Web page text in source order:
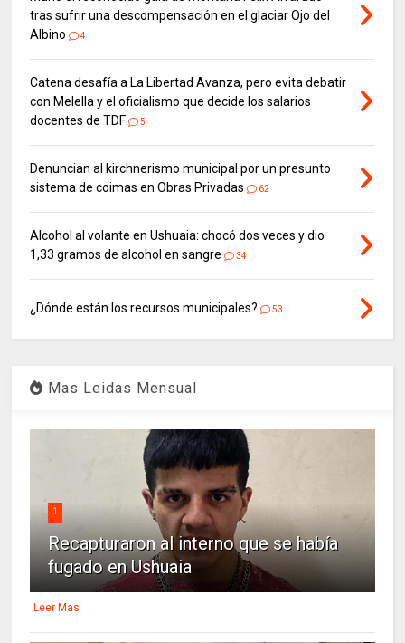
tras sufrir una descompensación en el glaciar Ojo del
Albino
4
Catena desafía a La Libertad Avanza, pero evita debatir
con Melella y el oficialismo que decide los salarios
docentes de TDF
5
Denuncian al kirchnerismo municipal por un presunto
sistema de coimas en Obras Privadas
62
Alcohol al volante en Ushuaia: chocó dos veces y dio
1,33 gramos de alcohol en sangre
34
¿Dónde están los recursos municipales? 53
Mas Leidas Mensual
1
Recapturaron al interno que se había
fugado en Ushuaia
Leer Mas